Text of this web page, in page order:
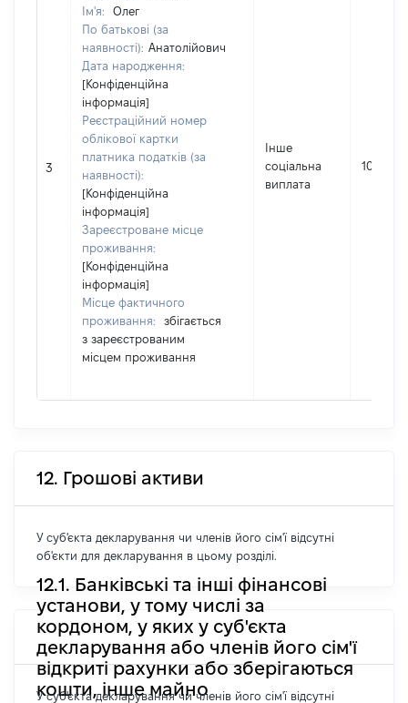
3
Ім'я:
Олег
По батькові (за
наявності): Анатолійович
Дата народження:
[Конфіденційна
інформація]
Реєстраційний номер
облікової картки
платника податків (за
наявності):
[Конфіденційна
інформація]
Зареєстроване місце
проживання:
[Конфіденційна
інформація]
Місце фактичного
проживання:
збігається
з зареєстрованим
місцем проживання
Інше
соціальна
виплата
10751
12. Грошові активи
У суб'єкта декларування чи членів його сім'ї відсутні
об'єкти для декларування в цьому розділі.
12.1. Банківські та інші фінансові
установи, у тому числі за
кордоном, у яких у суб'єкта
декларування або членів його сім'ї
відкриті рахунки або зберігаються
кошти, інше майно
У суб'єкта декларування чи членів його сім'ї відсутні